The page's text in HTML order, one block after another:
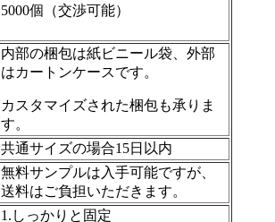
5000個（交渉可能）
内部の梱包は紙ビニール袋、外部
はカートンケースです。
カスタマイズされた梱包も承りま
す。
共通サイズの場合15日以内
無料サンプルは入手可能ですが、
送料はご負担いただきます。
1.しっかりと固定